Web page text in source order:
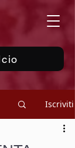
Iscriviti